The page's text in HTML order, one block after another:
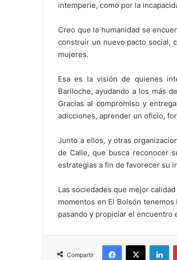
intemperie, como por la
Creo que la humanidad se
construir un nuevo pacto social,
mujeres.
Esa es la visión de quienes
Bariloche, ayudando a los más
Gracias al compromiso y
adicciones, aprender un oficio,
Junto a ellos, y otras
de Calle, que busca reconocer
estrategias a fin de favorecer su
Las sociedades que mejor
momentos en El Bolsón
pasando y propiciar el encuentro
Compartir